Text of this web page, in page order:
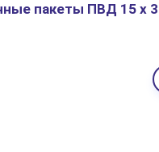
пакеты ПВД 15 х